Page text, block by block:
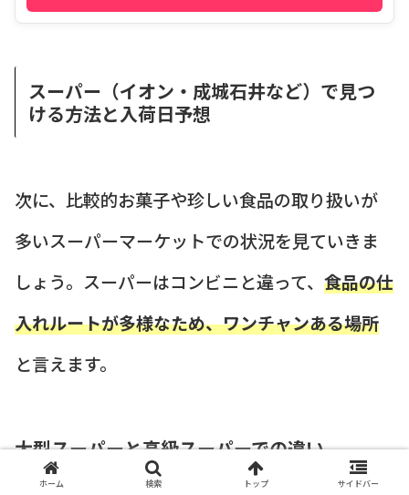
スーパー（イオン・成城石井など）で見つ
ける方法と入荷日予想
次に、比較的お菓子や珍しい食品の取り扱いが
多いスーパーマーケットでの状況を見ていきま
しょう。スーパーはコンビニと違って、 食品の仕
入れルートが多様なため、ワンチャンある場所
と言えます。
大型スーパーと高級スーパーでの違い
ホーム 検索 トップ サイドバー